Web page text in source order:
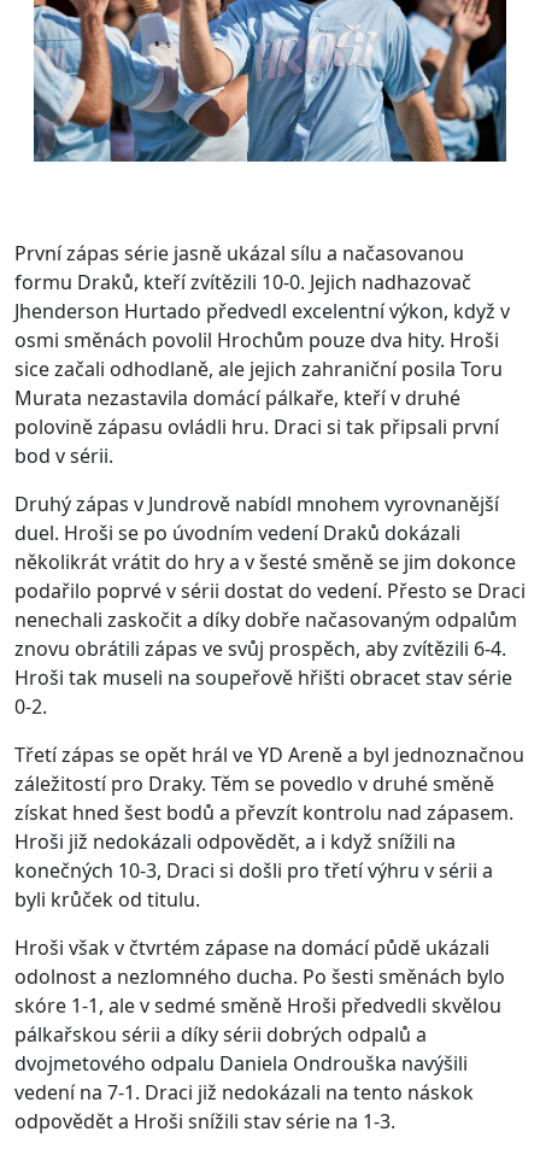
První zápas série jasně ukázal sílu a načasovanou
formu Draků, kteří zvítězili 10-0. Jejich nadhazovač
Jhenderson Hurtado předvedl excelentní výkon, když v
osmi směnách povolil Hrochům pouze dva hity. Hroši
sice začali odhodlaně, ale jejich zahraniční posila Toru
Murata nezastavila domácí pálkaře, kteří v druhé
polovině zápasu ovládli hru. Draci si tak připsali první
bod v sérii.
Druhý zápas v Jundrově nabídl mnohem vyrovnanější
duel. Hroši se po úvodním vedení Draků dokázali
několikrát vrátit do hry a v šesté směně se jim dokonce
podařilo poprvé v sérii dostat do vedení. Přesto se Draci
nenechali zaskočit a díky dobře načasovaným odpalům
znovu obrátili zápas ve svůj prospěch, aby zvítězili 6-4.
Hroši tak museli na soupeřově hřišti obracet stav série
0-2.
Třetí zápas se opět hrál ve YD Areně a byl jednoznačnou
záležitostí pro Draky. Těm se povedlo v druhé směně
získat hned šest bodů a převzít kontrolu nad zápasem.
Hroši již nedokázali odpovědět, a i když snížili na
konečných 10-3, Draci si došli pro třetí výhru v sérii a
byli krůček od titulu.
Hroši však v čtvrtém zápase na domácí půdě ukázali
odolnost a nezlomného ducha. Po šesti směnách bylo
skóre 1-1, ale v sedmé směně Hroši předvedli skvělou
pálkařskou sérii a díky sérii dobrých odpalů a
dvojmetového odpalu Daniela Ondrouška navýšili
vedení na 7-1. Draci již nedokázali na tento náskok
odpovědět a Hroši snížili stav série na 1-3.